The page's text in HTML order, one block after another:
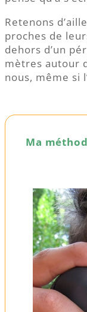
Retenons
proches de
dehors d’un
mètres autour
nous, même si
Ma